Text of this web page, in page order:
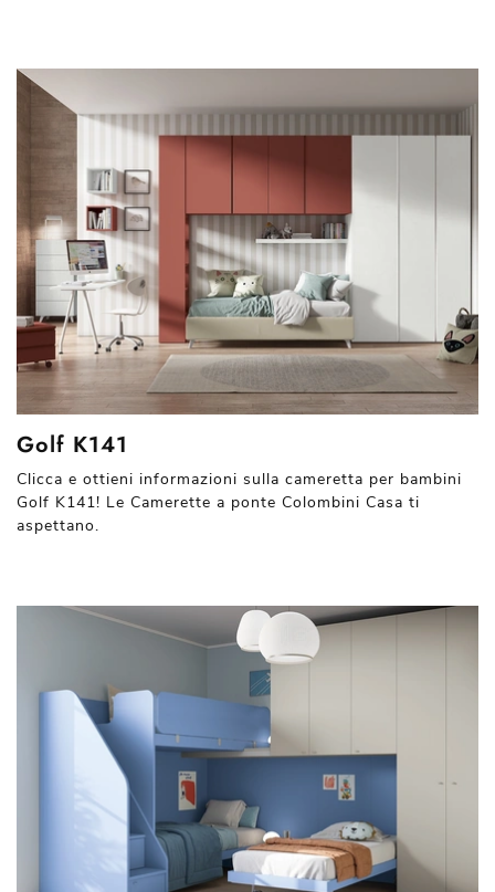
Golf K141
Clicca e ottieni informazioni sulla cameretta per bambini
Golf K141! Le Camerette a ponte Colombini Casa ti
aspettano.